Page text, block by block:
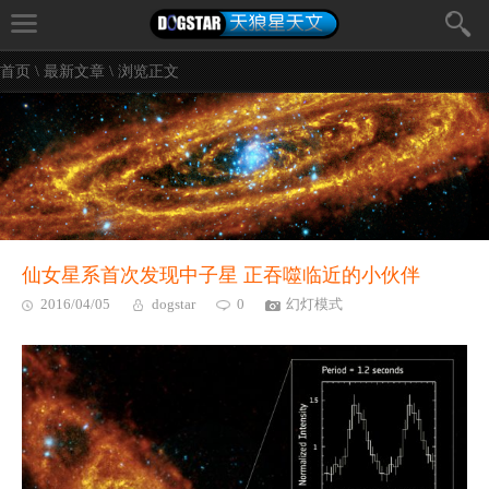
首页\最新文章\ 浏览正文
仙女星系首次发现中子星 正吞噬临近的小伙伴
2016/04/05 dogstar 0 幻灯模式